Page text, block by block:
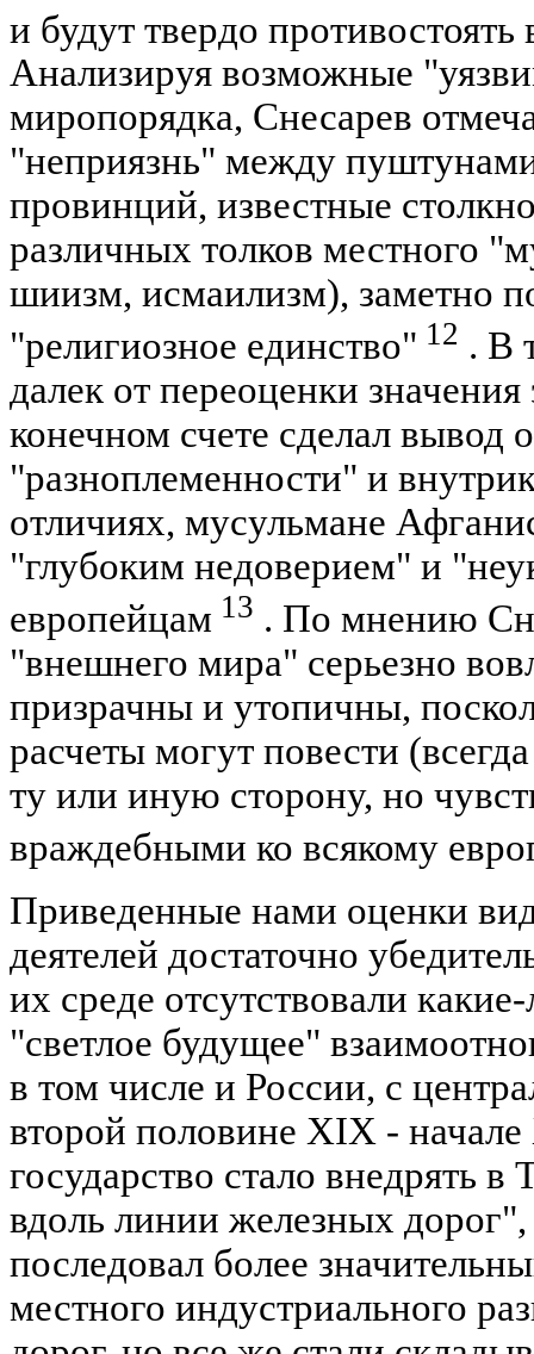
и будут твердо
Анализируя возможные
миропорядка, Снесарев
"неприязнь" между
провинций, известные
различных толков местного
шиизм, исмаилизм), заметно
"религиозное единство" 12 . В
далек от переоценки
конечном счете сделал вывод
"разноплеменности" и
отличиях, мусульмане
"глубоким недоверием" и
европейцам 13 . По мнению
"внешнего мира" серьезно
призрачны и утопичны,
расчеты могут повести
ту или иную сторону, но
враждебными ко всякому
Приведенные нами оценки
деятелей достаточно
их среде отсутствовали
"светлое будущее"
в том числе и России, с
второй половине XIX - начале
государство стало внедрять в
вдоль линии железных дорог",
последовал более
местного индустриального